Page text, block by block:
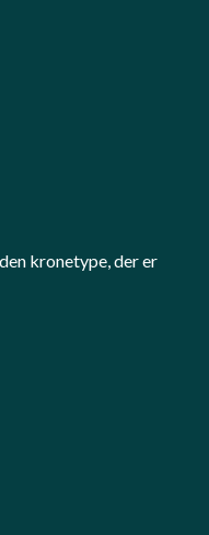
kronetype, der er